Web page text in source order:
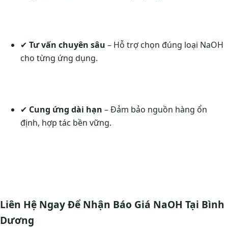
✔ Tư vấn chuyên sâu – Hỗ trợ chọn đúng loại NaOH
cho từng ứng dụng.
✔ Cung ứng dài hạn – Đảm bảo nguồn hàng ổn
định, hợp tác bền vững.
Liên Hệ Ngay Để Nhận Báo Giá NaOH Tại Bình
Dương